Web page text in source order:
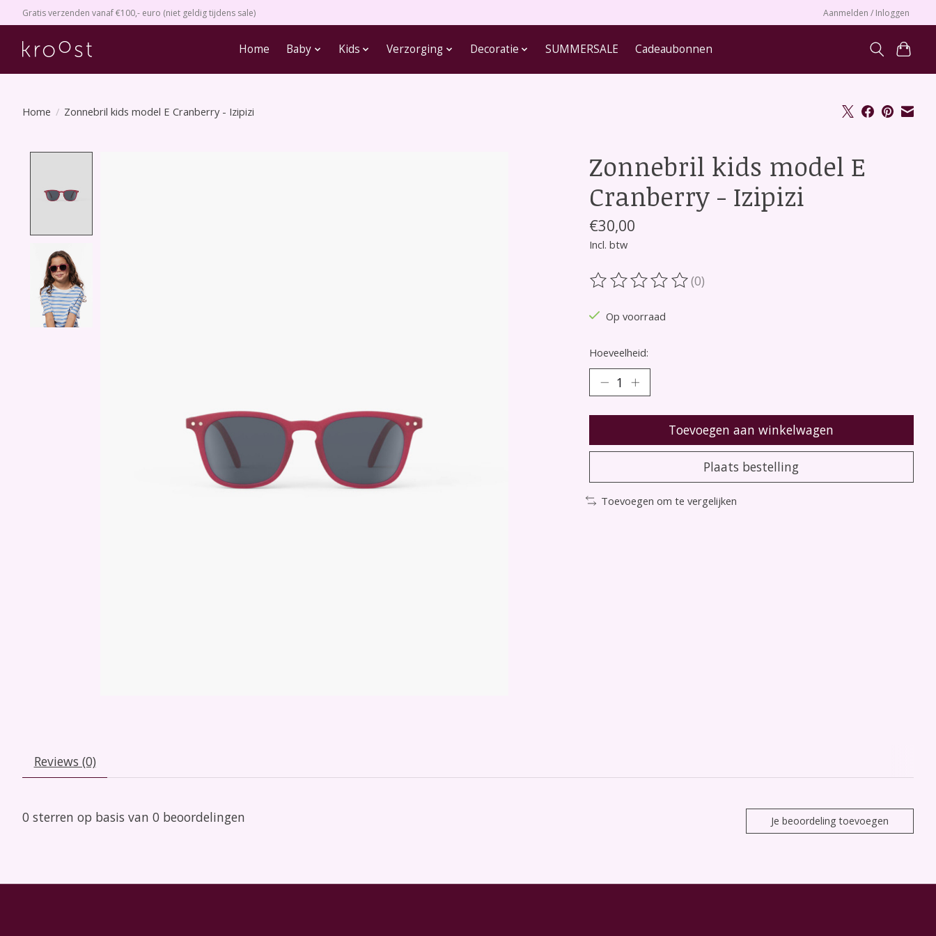
Gratis verzenden vanaf €100,- euro (niet geldig tijdens sale) Aanmelden / Inloggen
Home Baby Kids Verzorging Decoratie SUMMERSALE Cadeaubonnen
Home / Zonnebril kids model E Cranberry - Izipizi
Zonnebril kids model E
Cranberry - Izipizi
€30,00
Incl. btw
De beoordeling van dit product is
(0)
Op voorraad
Hoeveelheid:
Toevoegen aan winkelwagen
Plaats bestelling
Toevoegen om te vergelijken
Reviews (0)
0 sterren op basis van 0 beoordelingen Je beoordeling toevoegen